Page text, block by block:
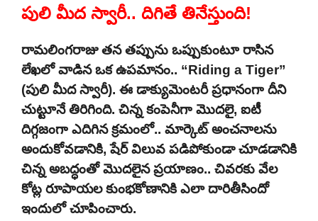
పులి మీద స్వారీ.. దిగితే తినేస్తుంది!
రామలింగరాజు తన తప్పును ఒప్పుకుంటూ రాసిన
లేఖలో వాడిన ఒక ఉపమానం.. “Riding a Tiger”
(పులి మీద స్వారీ). ఈ డాక్యుమెంటరీ ప్రధానంగా దీని
చుట్టూనే తిరిగింది. చిన్న కంపెనీగా మొదలై, ఐటీ
దిగ్గజంగా ఎదిగిన క్రమంలో.. మార్కెట్ అంచనాలను
అందుకోవడానికి, షేర్ విలువ పడిపోకుండా చూడడానికి
చిన్న అబద్ధంతో మొదలైన ప్రయాణం.. చివరకు వేల
కోట్ల రూపాయల కుంభకోణానికి ఎలా దారితీసిందో
ఇందులో చూపించారు.